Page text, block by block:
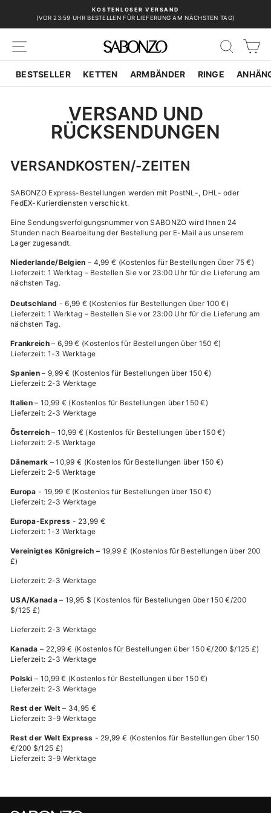
KOSTENLOSER VERSAND
(VOR 23:59 UHR BESTELLEN FÜR LIEFERUNG AM NÄCHSTEN TAG)
SEITENNAVIGATION
BESTSELLER KETTEN ARMBÄNDER RINGE
VERSAND UND
RÜCKSENDUNGEN
VERSANDKOSTEN/-ZEITEN
SABONZO Express-Bestellungen werden mit PostNL-, DHL- oder
FedEX-Kurierdiensten verschickt.
Eine Sendungsverfolgungsnummer von SABONZO wird Ihnen 24
Stunden nach Bearbeitung der Bestellung per E-Mail aus unserem
Lager zugesandt.
Niederlande/Belgien – 4,99 € (Kostenlos für Bestellungen über 75 €)
Lieferzeit: 1 Werktag – Bestellen Sie vor 23:00 Uhr für die Lieferung am
nächsten Tag.
Deutschland - 6,99 € (Kostenlos für Bestellungen über 100 €)
Lieferzeit: 1 Werktag – Bestellen Sie vor 23:00 Uhr für die Lieferung am
nächsten Tag.
Frankreich – 6,99 € (Kostenlos für Bestellungen über 150 €)
Lieferzeit: 1-3 Werktage
Spanien – 9,99 € (Kostenlos für Bestellungen über 150 €)
Lieferzeit: 2-3 Werktage
Italien – 10,99 € (Kostenlos für Bestellungen über 150 €)
Lieferzeit: 2-3 Werktage
Österreich – 10,99 € (Kostenlos für Bestellungen über 150 €)
Lieferzeit: 2-5 Werktage
Dänemark – 10,99 € (Kostenlos für Bestellungen über 150 €)
Lieferzeit: 2-5 Werktage
Europa - 19,99 € (Kostenlos für Bestellungen über 150 €)
Lieferzeit: 2-3 Werktage
Europa-Express - 23,99 €
Lieferzeit: 1-3 Werktage
Vereinigtes Königreich – 19,99 £ (Kostenlos für Bestellungen über 200
£)
Lieferzeit: 2-3 Werktage
USA/Kanada – 19,95 $ (Kostenlos für Bestellungen über 150 €/200
$/125 £)
Lieferzeit: 2-3 Werktage
Kanada – 22,99 € (Kostenlos für Bestellungen über 150 €/200 $/125 £)
Lieferzeit: 2-3 Werktage
Polski – 10,99 € (Kostenlos für Bestellungen über 150 €)
Lieferzeit: 2-3 Werktage
Rest der Welt– 34,95 €
Lieferzeit: 3-9 Werktage
Rest der Welt Express - 29,99 € (Kostenlos für Bestellungen über 150
€/200 $/125 £)
Lieferzeit: 3-9 Werktage